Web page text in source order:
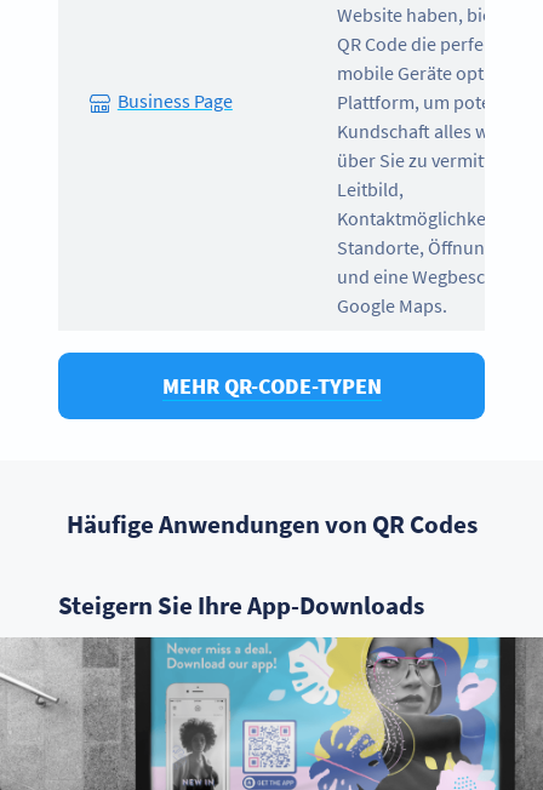
Business Page
Website haben, bietet
QR Code die perfekte, für
mobile Geräte optimierte
Plattform, um
Kundschaft alles wichtige
über Sie zu vermitteln:
Leitbild,
Kontaktmöglichkeiten,
Standorte,
und eine
Google Maps.
MEHR QR-CODE-TYPEN
Häufige Anwendungen von QR Codes
Steigern Sie Ihre App-Downloads